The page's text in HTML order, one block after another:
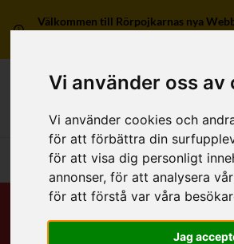
Vi använder oss av
Vi använder cookies och
för att förbättra din
för att visa dig personligt
annonser, för att analysera
för att förstå var våra
Jag
Välkommen till Rörpojkarnas nya
Huvudmeny